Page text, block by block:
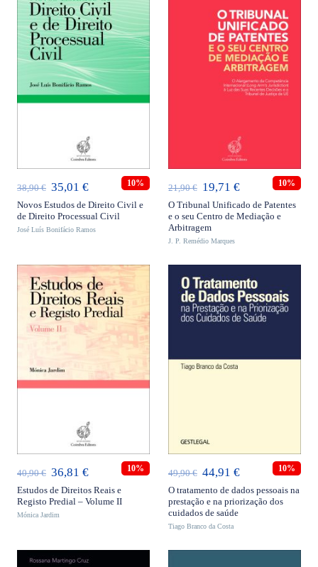
ADICIONAR
38,90€ O
preço
original
38,90 €.
35,01 €O
preço
35,01 €.
10%
Novos Estudos de Direito Civil e
de Direito Processual Civil
José Luís Bonifácio Ramos
ADICIONAR
21,90€ O
preço
original
era:
21,90 €.
19,71 €O
preço
atual
19,71 €.
10%
O Tribunal Unificado de Patentes
e o seu Centro de Mediação e
Arbitragem
J. P. Remédio Marques
ADICIONAR
40,90€ O
preço
original
40,90 €.
36,81 €O
preço
36,81 €.
10%
Estudos de Direitos Reais e
Registo Predial – Volume II
Mónica Jardim
49,90€ O
preço
original
era:
49,90 €.
44,91 €O
preço
atual
44,91 €.
10%
O tratamento de dados pessoais na
prestação e na priorização dos
cuidados de saúde
Tiago Branco da Costa